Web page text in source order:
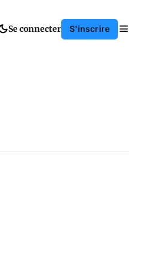
Se connecter S'inscrire